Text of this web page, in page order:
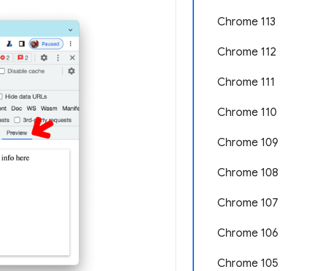
Chrome 113
Chrome 112
Chrome 111
Chrome 110
Chrome 109
Chrome 108
Chrome 107
Chrome 106
Chrome 105